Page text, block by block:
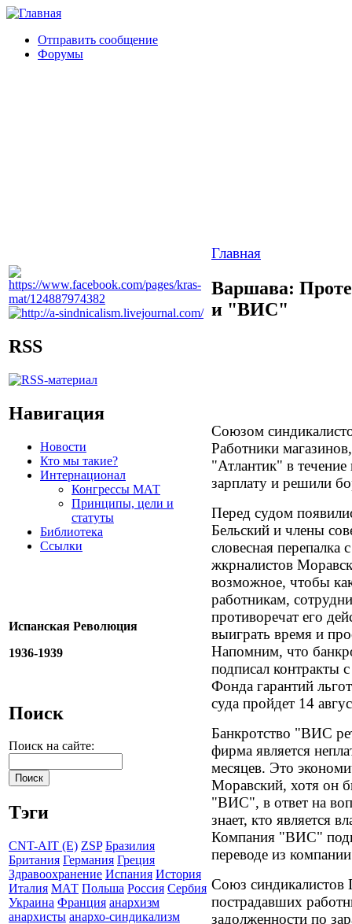
Отправить сообщение
Форумы
RSS
Навигация
Новости
Кто мы такие?
Интернационал
Конгрессы МАТ
Принципы, цели и
статуты
Библиотека
Ссылки
Испанская Революция
1936-1939
Поиск
Поиск на сайте:
Тэги
CNT-AIT (E) ZSP Бразилия
Британия Германия Греция
Здравоохранение Испания История
Италия МАТ Польша Россия Сербия
Украина Франция анархизм
анархисты анархо-синдикализм
Главная
Варшава:
и "ВИС"
Союзом
Работники
"Атлантик" в
зарплату и решили
Перед судом
Бельский и члены
словесная
жкрналистов
возможное, чтобы
работникам,
противоречат его
выиграть время и
Напомним, что
подписал контракты
Фонда гарантий
суда пройдет 14
Банкротство "ВИС
фирма является
месяцев. Это
Моравский, хотя он
"ВИС", в ответ на
знает, кто является
Компания "ВИС"
переводе из
Союз синдикалистов
пострадавших
задолженности по